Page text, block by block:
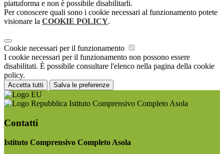
piattaforma e non è possibile disabilitarli.
Per conoscere quali sono i cookie necessari al funzionamento potete
visionare la COOKIE POLICY.
Cookie necessari per il funzionamento
I cookie necessari per il funzionamento non possono essere
disabilitati. È possibile consultare l'elenco nella pagina della cookie
policy.
Accetta tutti Salva le preferenze
Istituto Comprensivo Completo Asola
Contatti
Istituto Comprensivo Completo Asola